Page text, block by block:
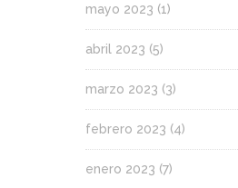
mayo 2023 (1)
abril 2023 (5)
marzo 2023 (3)
febrero 2023 (4)
enero 2023 (7)